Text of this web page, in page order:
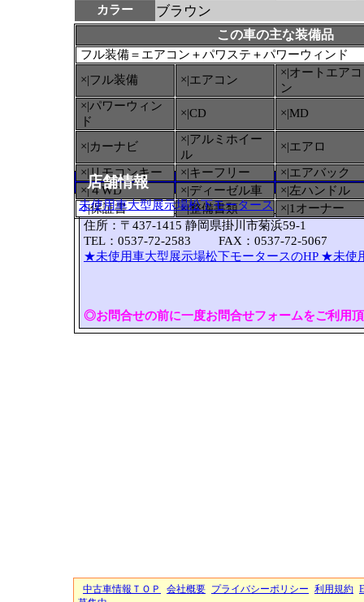
カラー ブラウン
この車の主な装備品
フル装備＝エアコン＋パワステ＋パワーウィンド
×|フル装備
×|エアコン
×|オートエアコ
ン
×|パワーウィン
ド
×|CD ×|MD
×|カーナビ
×|アルミホイー
ル
×|エアロ
×|リモコンキー
×|キーフリー
×|エアバック
×|４WD
×|ディーゼル車
×|左ハンドル
○|保証書 ×|整備書類 ×|1オーナー
店舗情報
未使用車大型展示場松下モータース
住所：〒437-1415 静岡県掛川市菊浜59-1
TEL：0537-72-2583 FAX：0537-72-5067
★未使用車大型展示場松下モータースのHP ★未使
◎お問合せの前に一度お問合せフォームをご利用
中古車情報ＴＯＰ 会社概要 プライバシーポリシー 利用規約